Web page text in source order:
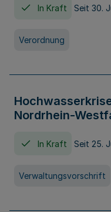
In Kraft Seit 30.
Verordnung
Nordrhein-
In Kraft Seit 25.
Verwaltungsvorschrift